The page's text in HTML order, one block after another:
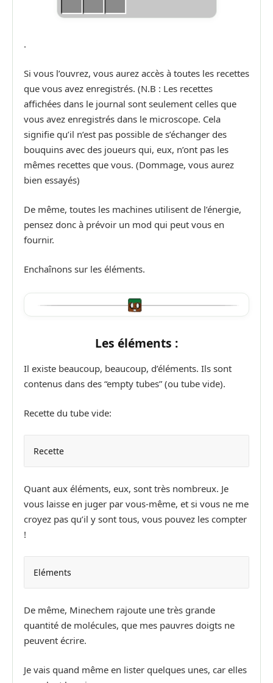
.
Si vous l’ouvrez, vous aurez accès à toutes les recettes
que vous avez enregistrés. (N.B : Les recettes
affichées dans le journal sont seulement celles que
vous avez enregistrés dans le microscope. Cela
signifie qu’il n’est pas possible de s’échanger des
bouquins avec des joueurs qui, eux, n’ont pas les
mêmes recettes que vous. (Dommage, vous aurez
bien essayés)
De même, toutes les machines utilisent de l’énergie,
pensez donc à prévoir un mod qui peut vous en
fournir.
Enchaînons sur les éléments.
Les éléments :
Il existe beaucoup, beaucoup, d’éléments. Ils sont
contenus dans des “empty tubes” (ou tube vide).
Recette du tube vide:
Recette
Quant aux éléments, eux, sont très nombreux. Je
vous laisse en juger par vous-même, et si vous ne me
croyez pas qu’il y sont tous, vous pouvez les compter
!
Eléments
De même, Minechem rajoute une très grande
quantité de molécules, que mes pauvres doigts ne
peuvent écrire.
Je vais quand même en lister quelques unes, car elles